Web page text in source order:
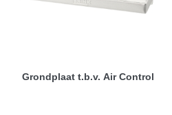
Grondplaat t.b.v. Air Control